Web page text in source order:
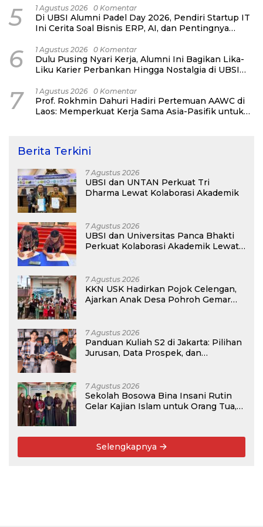
5 1 Agustus 2026 0 Komentar
Di UBSI Alumni Padel Day 2026, Pendiri Startup IT
Ini Cerita Soal Bisnis ERP, AI, dan Pentingnya
6 1 Agustus 2026 0 Komentar
Dulu Pusing Nyari Kerja, Alumni Ini Bagikan Lika-
Liku Karier Perbankan Hingga Nostalgia di UBSI
7 1 Agustus 2026 0 Komentar
Prof. Rokhmin Dahuri Hadiri Pertemuan AAWC di
Laos: Memperkuat Kerja Sama Asia-Pasifik untuk
Berita Terkini
7 Agustus 2026
UBSI dan UNTAN Perkuat Tri
Dharma Lewat Kolaborasi Akademik
7 Agustus 2026
UBSI dan Universitas Panca Bhakti
Perkuat Kolaborasi Akademik Lewat
7 Agustus 2026
KKN USK Hadirkan Pojok Celengan,
Ajarkan Anak Desa Pohroh Gemar
7 Agustus 2026
Panduan Kuliah S2 di Jakarta: Pilihan
Jurusan, Data Prospek, dan
7 Agustus 2026
Sekolah Bosowa Bina Insani Rutin
Gelar Kajian Islam untuk Orang Tua,
Selengkapnya